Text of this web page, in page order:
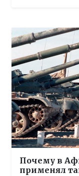
Почему в
применял